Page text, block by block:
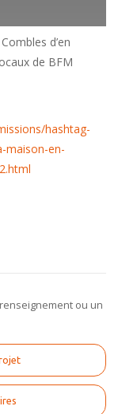
d’en
de BFM
hashtag-
maison-en-
ou un